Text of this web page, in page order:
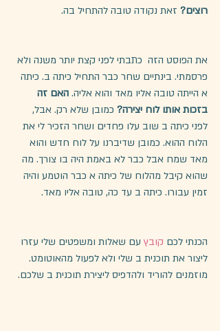
רוצים? זאת נקודה טובה להתחיל בה.
את הפוסט הזה  כתבתי לפני קצת יותר משנה ולא
פרסמתי. בינתיים שחר כבר התחיל כיתה ב. כיתה
א הייתה טובה אליו מאד והוא אליה. האם זה
בזכות אותו לוח יצירה? כמובן שלא רק. אבל,
לפני כיתה ב שוב עלו פחדים ושחר הזכיר לי את
הלוח ההוא. כמובן שדיברנו על לוח חדש והוא
מאד שמח אבל כבר לא באמת היה בו צורך. מה
שהוא קיבל מהלוח של כיתה א כבר הוטמע והיה
זמין עבורו. כיתה ב עד כה, טובה אליו מאד.
הכנתי לכם קובץ עם שאלות ומשפטים שלי עזרו
ליצור את תוכנית ב שלי ולא לפעול מהאוטומט.
מוזמנים להוריד ולהדפיס ליצירת תוכנית ב שלכם.